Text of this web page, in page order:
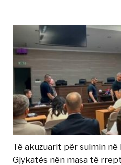
Të akuzuarit për sulmin në
Gjykatës nën masa të